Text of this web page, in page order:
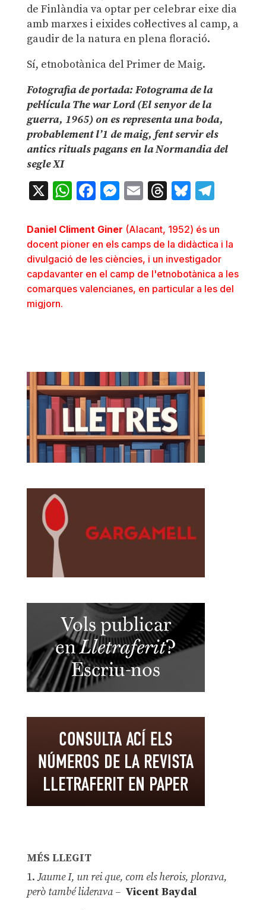
de Finlàndia va optar per celebrar eixe dia
amb marxes i eixides col·lectives al camp, a
gaudir de la natura en plena floració.
Sí, etnobotànica del Primer de Maig.
Fotografia de portada: Fotograma de la
pel·lícula The war Lord (El senyor de la
guerra, 1965) on es representa una boda,
probablement l’1 de maig, fent servir els
antics rituals pagans en la Normandia del
segle XI
X WhatsApp
Facebook
Messenger
EmailThreads
Bluesky
Daniel Climent Giner (Alacant, 1952) és un
docent pioner en els camps de la didàctica i la
divulgació de les ciències, i un investigador
capdavanter en el camp de l'etnobotànica a les
comarques valencianes, en particular a les del
migjorn.
MÉS LLEGIT
1.Jaume I, un rei que, com els herois, plorava,
però també liderava – Vicent Baydal